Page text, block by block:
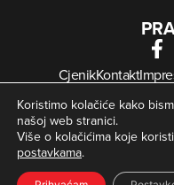
CjenikKontakt
Arhiva digitalnih novina
© Zagorje International
Koristimo kolačiće kako
našoj web stranici.
Više o kolačićima koje
postavkama.